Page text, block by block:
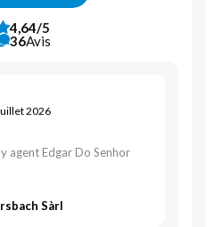
4,64/5
36Avis
2026
agent Edgar Do Senhor
Sàrl